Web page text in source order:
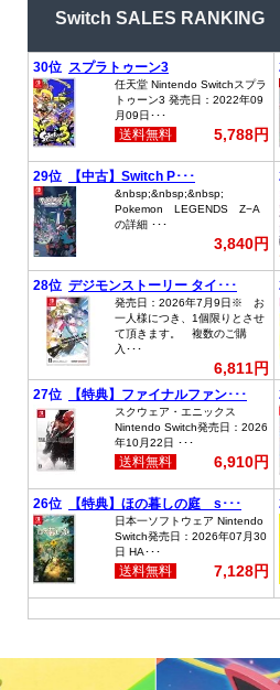
Switch SALES RANKING